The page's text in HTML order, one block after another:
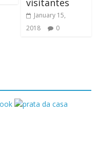
visitantes
January 15,
2018
0